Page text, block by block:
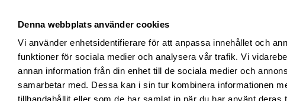
Denna webbplats använder cookies
Vi använder enhetsidentifierare för att anpassa innehållet och
funktioner för sociala medier och analysera vår trafik. Vi
annan information från din enhet till de sociala medier och
samarbetar med. Dessa kan i sin tur kombinera informationen
till startsidan
/ Nyhetsarkiv / matglädje